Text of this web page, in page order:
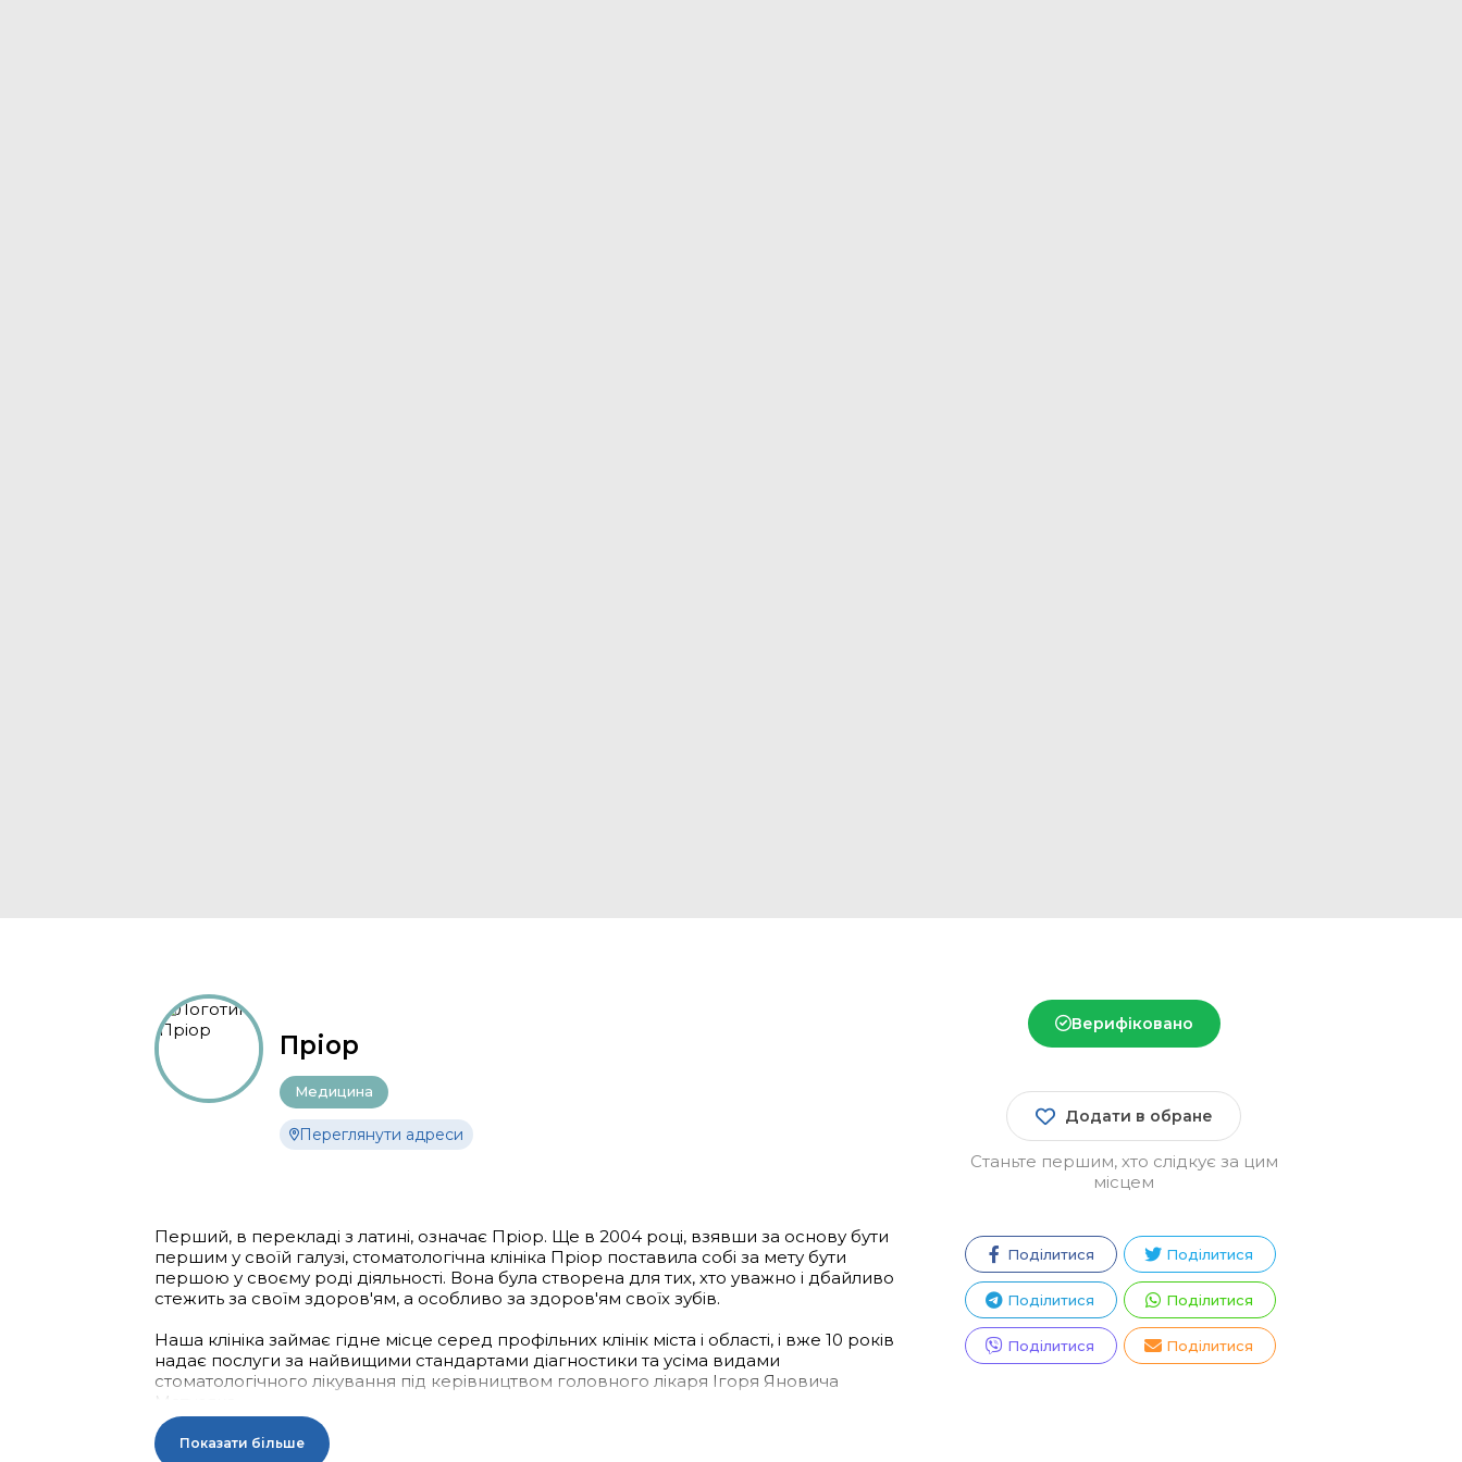
Пріор
Медицина
Переглянути адреси
Перший, в перекладі з латині, означає Пріор. Ще в 2004 році, взявши за основу бути
першим у своїй галузі, стоматологічна клініка Пріор поставила собі за мету бути
першою у своєму роді діяльності. Вона була створена для тих, хто уважно і дбайливо
стежить за своїм здоров'ям, а особливо за здоров'ям своїх зубів.
Наша клініка займає гідне місце серед профільних клінік міста і області, і вже 10 років
надає послуги за найвищими стандартами діагностики та усіма видами
стоматологічного лікування під керівництвом головного лікаря Ігоря Яновича
Матусяка.
Сучасна будівля клініки стала прикрасою м. Винниці, а оновлені основні фонди,
Показати більше
Верифіковано
Додати в обране
Станьте першим, хто слідкує за цим
місцем
Поділитися Поділитися
Поділитися Поділитися
Поділитися Поділитися